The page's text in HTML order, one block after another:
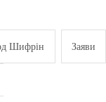
Шифрін Заяви